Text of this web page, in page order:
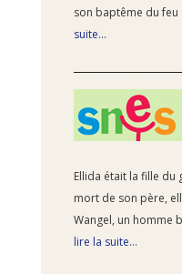
son baptême du feu
suite…
Ellida était la fille du
mort de son père,
Wangel, un homme
lire la suite…